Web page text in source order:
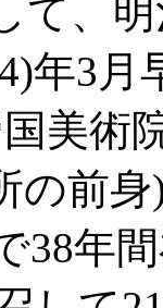
て、
年3
美術
の前
38年